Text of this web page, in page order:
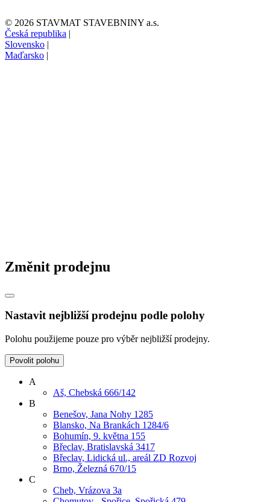
© 2026 STAVMAT STAVEBNINY a.s.
Česká republika |
Slovensko |
Maďarsko |
Změnit prodejnu
Nastavit nejbližší prodejnu podle polohy
Polohu použijeme pouze pro výběr nejbližší prodejny.
Povolit polohu
A
Aš, Chebská 666/142
B
Benešov, Jana Nohy 1285
Blansko, Na Brankách 1284/6
Bohumín, 9. května 155
Břeclav, Bratislavská 3417
Břeclav, Lidická ul., areál ZD Rozvoj
Brno, Železná 670/15
C
Cheb, Vrázova 3a